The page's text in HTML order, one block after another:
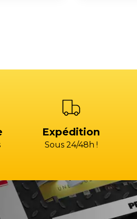
Expédition
Sous 24/48h !